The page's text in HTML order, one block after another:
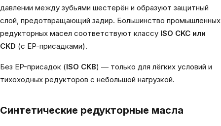
давлении между зубьями шестерён и образуют защитный
слой, предотвращающий задир. Большинство промышленных
редукторных масел соответствуют классу ISO CKC или
CKD (с EP-присадками).
Без EP-присадок (ISO CKB) — только для лёгких условий и
тихоходных редукторов с небольшой нагрузкой.
Синтетические редукторные масла